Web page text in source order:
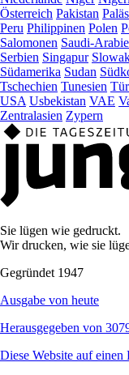
Österreich Pakistan
Peru Philippinen Polen
Salomonen Saudi-
Serbien Singapur
Südamerika Sudan
Tschechien Tunesien
USA Usbekistan VAE
Zentralasien Zypern
Sie lügen wie gedruckt.
Wir drucken, wie sie
Gegründet 1947
Ausgabe von heute
Herausgegeben von
Diese Website auf einen